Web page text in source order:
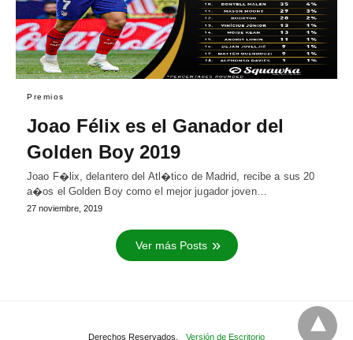
Premios
Joao Félix es el Ganador del
Golden Boy 2019
Joao F�lix, delantero del Atl�tico de Madrid, recibe a sus 20
a�os el Golden Boy como el mejor jugador joven…
27 noviembre, 2019
Ver más Posts
Derechos Reservados. Versión de Escritorio